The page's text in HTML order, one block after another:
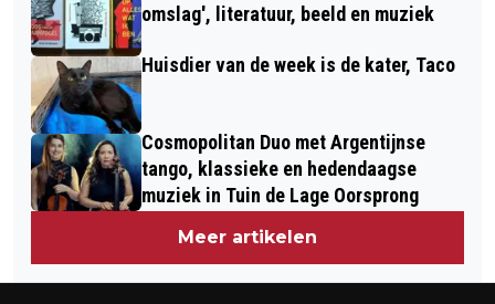
omslag', literatuur, beeld en muziek
Huisdier van de week is de kater, Taco
Cosmopolitan Duo met Argentijnse
tango, klassieke en hedendaagse
muziek in Tuin de Lage Oorsprong
Meer artikelen